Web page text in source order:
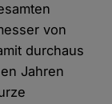
von
durchaus
Jahren